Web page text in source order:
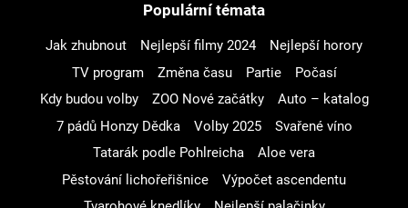
Populární témata
Jak zhubnout Nejlepší filmy 2024
Nejlepší horory
TV program
Změna času Partie
Počasí
Kdy budou volby
ZOO Nové začátky
Auto – katalog
7 pádů Honzy Dědka
Volby 2025
Svařené víno
Tatarák podle Pohlreicha
Aloe vera
Pěstování lichořeřišnice
Výpočet ascendentu